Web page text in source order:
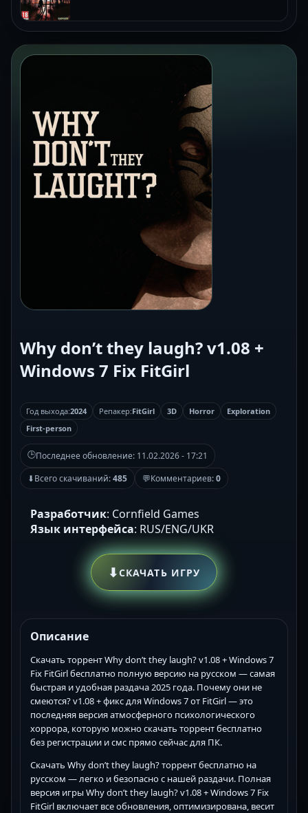
Why don’t they laugh? v1.08 +
Windows 7 Fix FitGirl
Год выхода:2024 Репакер:FitGirl 3D Horror
Exploration
First-person
🕒Последнее обновление: 11.02.2026 - 17:21
⬇Всего скачиваний:485 💬Комментариев:0
Разработчик: Cornfield Games
Язык интерфейса: RUS/ENG/UKR
⬇СКАЧАТЬ ИГРУ
Описание
Скачать торрент Why don’t they laugh? v1.08 + Windows 7
Fix FitGirl бесплатно полную версию на русском — самая
быстрая и удобная раздача 2025 года. Почему они не
смеются? v1.08 + фикс для Windows 7 от FitGirl — это
последняя версия атмосферного психологического
хоррора, которую можно скачать торрент бесплатно
без регистрации и смс прямо сейчас для ПК.
Скачать Why don’t they laugh? торрент бесплатно на
русском — легко и безопасно с нашей раздачи. Полная
версия игры Why don’t they laugh? v1.08 + Windows 7 Fix
FitGirl включает все обновления, оптимизирована, весит